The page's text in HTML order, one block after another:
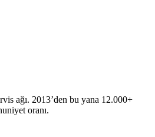
ağı. 2013’den bu yana 12.000+
oranı.